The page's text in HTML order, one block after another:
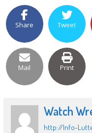
Share Tweet
Mail Print
Watch
http://Info-